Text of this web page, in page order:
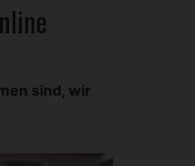
sind, wir